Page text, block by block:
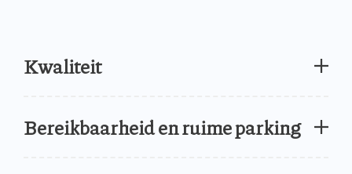
Kwaliteit
Bereikbaarheid en ruime parking